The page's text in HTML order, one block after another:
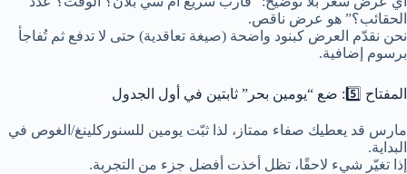
الحقائب؟” هو عرض ناقص.
نحن نقدّم العرض كبنود واضحة (صيغة تعاقدية) حتى لا تدفع ثم تُفاجأ
برسوم إضافية.
المفتاح 5️⃣: ضع “يومين بحر” ثابتين في أول الجدول
مارس قد يعطيك صفاء ممتاز، لذا ثبّت يومين للسنوركلينغ/الغوص في
البداية.
إذا تغيّر شيء لاحقًا، تظل أخذت أفضل جزء من التجربة.